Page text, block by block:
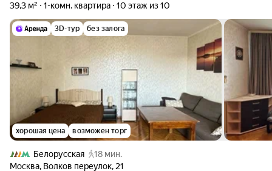
39,3 м²
1-комн. квартира 10 этаж из 10
3D-тур без залога
хорошая цена возможен торг
Белорусская
18 мин.
Москва, Волков переулок, 21